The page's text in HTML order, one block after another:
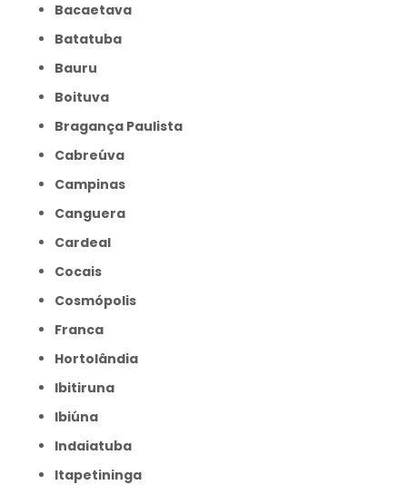
Bacaetava
Batatuba
Bauru
Boituva
Bragança Paulista
Cabreúva
Campinas
Canguera
Cardeal
Cocais
Cosmópolis
Franca
Hortolândia
Ibitiruna
Ibiúna
Indaiatuba
Itapetininga